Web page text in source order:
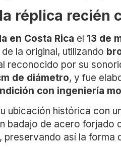
réplica recién
en Costa Rica el 13 de
la original, utilizando
reconocido por su
de diámetro, y fue
con ingeniería
ubicación histórica con
badajo de acero forjado
preservando así la forma